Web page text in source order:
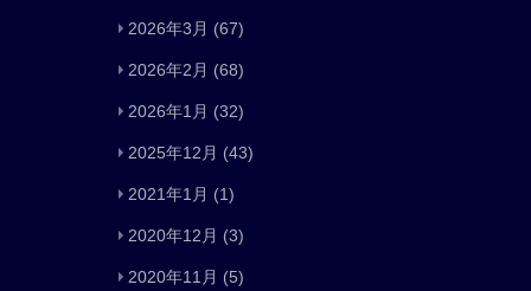
2026年3月 (67)
2026年2月 (68)
2026年1月 (32)
2025年12月 (43)
2021年1月 (1)
2020年12月 (3)
2020年11月 (5)